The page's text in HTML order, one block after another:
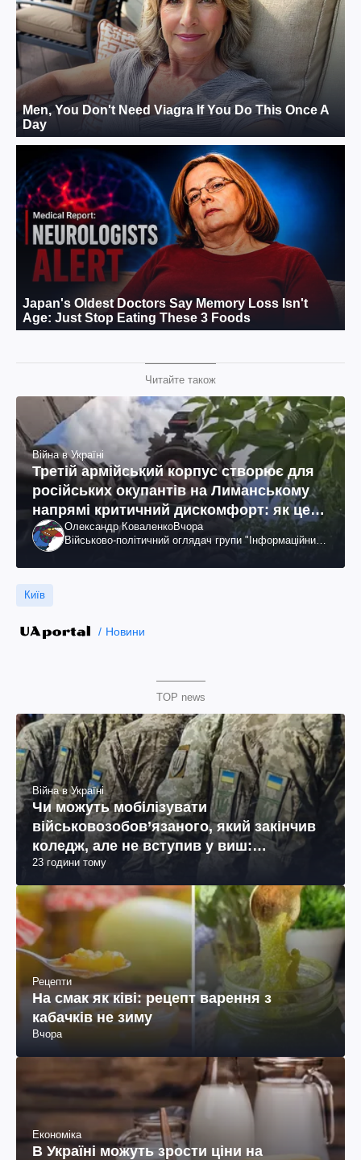
Читайте також
Війна в Україні
Третій армійський корпус створює для
російських окупантів на Лиманському
напрямі критичний дискомфорт: як це
вдалосяОлександр КоваленкоВчора
Військово-політичний оглядач групи "Інформаційний
Київ
Новини
TOP news
Війна в Україні
Чи можуть мобілізувати
військовозобов’язаного, який закінчив
коледж, але не вступив у виш:
пояснення юриста
23 години тому
Рецепти
На смак як ківі: рецепт варення з
кабачків не зиму
Вчора
Економіка
В Україні можуть зрости ціни на